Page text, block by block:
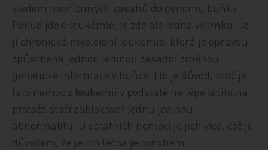
sledem nepříznivých zásahů do genomu buňky.
Pokud jde o leukémie, je zde ale jedna výjimka. Je
jí chronická myeloidní leukémie, která je opravdu
způsobena jednou jedinou zásadní změnou
genetické informace v buňce. I to je důvod, proč je
tato nemoc z leukémií v podstatě nejlépe léčitelná,
protože stačí zablokovat jednu jedinou
abnormalitu. U ostatních nemocí je jich více, což je
důvodem, že jejich léčba je mnohem